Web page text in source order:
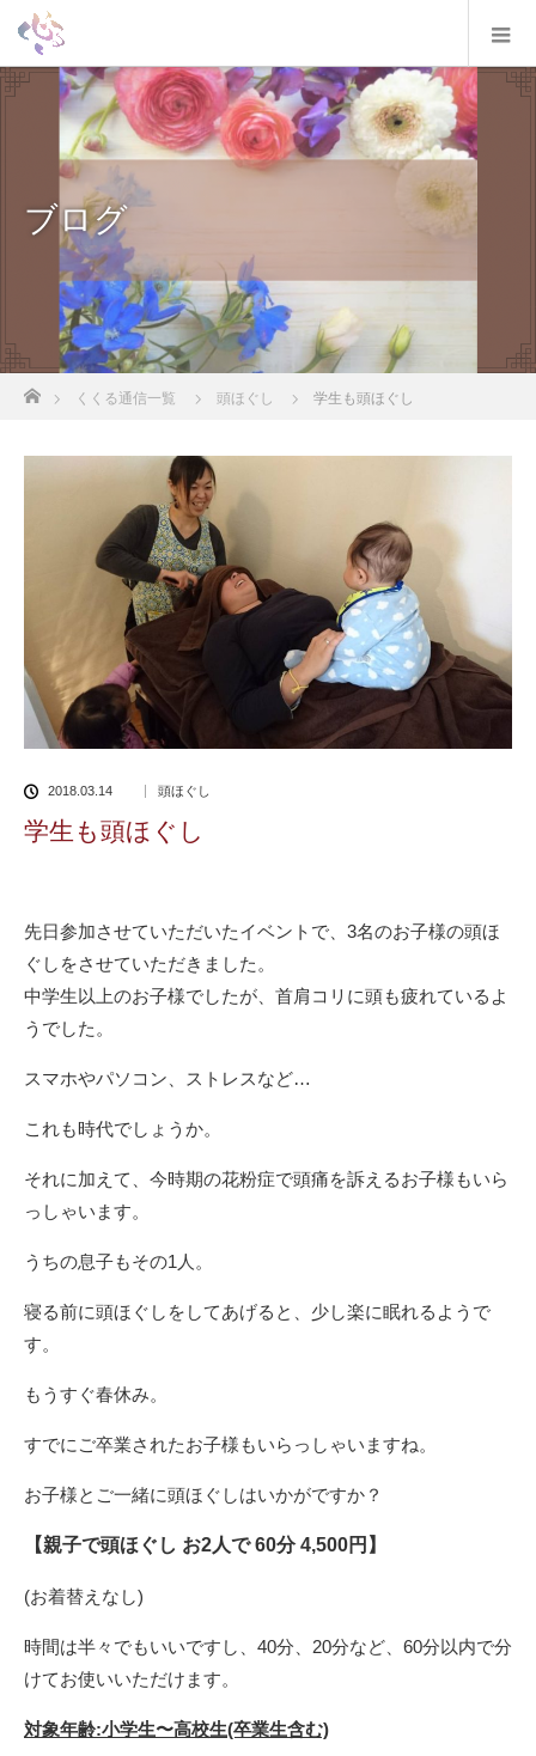
ブログ
くくる通信一覧 頭ほぐし 学生も頭ほぐし
2018.03.14 頭ほぐし
学生も頭ほぐし
先日参加させていただいたイベントで、3名のお子様の頭ほ
ぐしをさせていただきました。
中学生以上のお子様でしたが、首肩コリに頭も疲れているよ
うでした。
スマホやパソコン、ストレスなど…
これも時代でしょうか。
それに加えて、今時期の花粉症で頭痛を訴えるお子様もいら
っしゃいます。
うちの息子もその1人。
寝る前に頭ほぐしをしてあげると、少し楽に眠れるようで
す。
もうすぐ春休み。
すでにご卒業されたお子様もいらっしゃいますね。
お子様とご一緒に頭ほぐしはいかがですか？
【親子で頭ほぐし お2人で 60分 4,500円】
(お着替えなし)
時間は半々でもいいですし、40分、20分など、60分以内で分
けてお使いいただけます。
対象年齢:小学生〜高校生(卒業生含む)